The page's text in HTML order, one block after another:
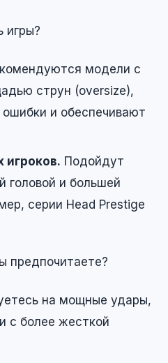
игры?
модели с
струн (oversize),
и обеспечивают
игроков. Подойдут
головой и большей
серии Head Prestige
предпочитаете?
на мощные удары,
с более жесткой